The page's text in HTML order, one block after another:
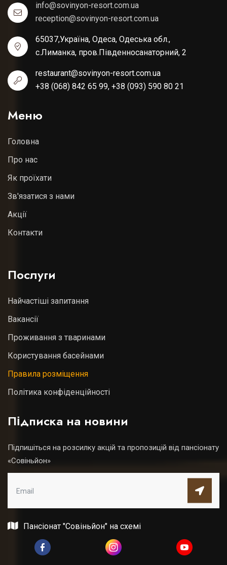
info@sovinyon-resort.com.ua
reception@sovinyon-resort.com.ua
65037,Україна, Одеса, Одеська обл.,
с.Лиманка, пров.Південносанаторний, 2
restaurant@sovinyon-resort.com.ua
+38 (068) 842 65 99, +38 (093) 590 80 21
Меню
Головна
Про нас
Як проїхати
Зв'язатися з нами
Акції
Контакти
Послуги
Найчастіші запитання
Вакансії
Проживання з тваринами
Користування басейнами
Правила розміщення
Політика конфіденційності
Підписка на новини
Підпишіться на розсилку акцій та пропозицій від пансіонату
«Совіньйон»
Пансіонат "Совіньйон" на схемі